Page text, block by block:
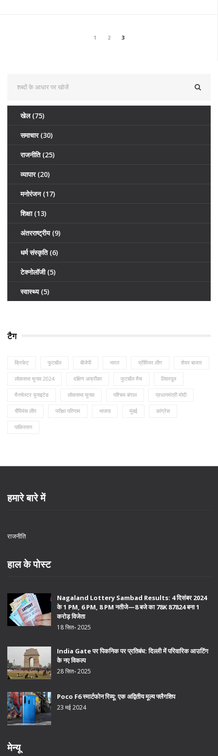
1 2 3
खेल (75)
समाचार (30)
राजनीति (25)
व्यापार (20)
मनोरंजन (17)
शिक्षा (13)
अंतरराष्ट्रीय (9)
धर्म संस्कृति (6)
टेक्नोलॉजी (5)
स्वास्थ्य (5)
टैग
क्रिकेट फुटबॉल बीजेपी भारत प्रीमियर लीग शेयर बाजार
लोकसभा चुनाव 2024 दक्षिण अफ्रीका फुटबॉल मैच लिवरपूल
मैनचेस्टर यूनाइटेड लोकसभा चुनाव पश्चिम बंगाल प्रधानमंत्री मोदी
चैंपियंस लीग परीक्षा परिणाम भाजपा मुंबई कांग्रेस
पाकिस्तान
हमारे बारे में
राजनीति
हाल के पोस्ट
Nagaland Lottery Sambad Results: 4 दिसंबर 2024
के 1 PM, 6 PM, 8 PM नतीजे—8 बजे का 78K 87824 बना 1
करोड़ विजेता
18 सित॰ 2025
India Gate पर पिकनिक पर प्रतिबंध: दिल्ली में परिवारिक आउटिंग
के नए विकल्प
28 सित॰ 2025
Poco F6 स्मार्टफोन रिव्यू: एक अद्वितीय मूल्य फ्लैगशिप
23 मई 2024
मेन्यू